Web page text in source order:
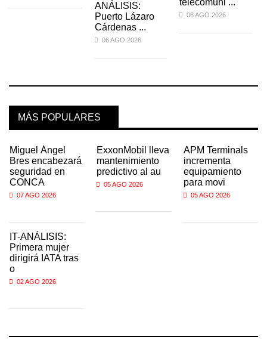
ANÁLISIS:
Puerto Lázaro
Cárdenas ...
06 AGO 2026
telecomuni ...
06 AGO 2026
MÁS POPULARES
Miguel Ángel
Bres encabezará
seguridad en
CONCA
07 AGO 2026
IT-ANÁLISIS:
Primera mujer
dirigirá IATA tras
o
02 AGO 2026
ExxonMobil lleva
mantenimiento
predictivo al au
05 AGO 2026
APM Terminals
incrementa
equipamiento
para movi
05 AGO 2026